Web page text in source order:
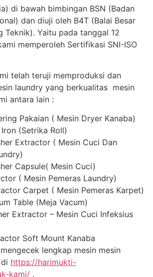
di bawah bimbingan BSN (Badan
dan diuji oleh B4T (Balai Besar
Teknik). Yaitu pada tanggal 12
memperoleh Sertifikasi SNI-ISO
telah teruji memproduksi dan
laundry yang berkualitas mesin
antara lain :
Pakaian ( Mesin Dryer Kanaba)
(Setrika Roll)
Extractor ( Mesin Cuci Dan
Capsule( Mesin Cuci)
( Mesin Pemeras Laundry)
Carpet ( Mesin Pemeras Karpet)
Table (Meja Vacum)
Extractor – Mesin Cuci Infeksius
Soft Mount Kanaba
lengkap mesin mesin
https://harimukti-
kami/ .